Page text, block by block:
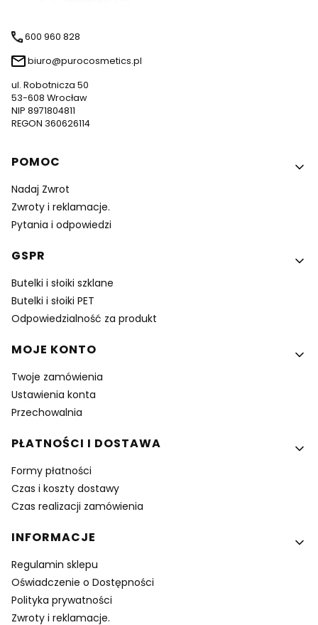
600 960 828
biuro@purocosmetics.pl
ul. Robotnicza 50
53-608 Wrocław
NIP 8971804811
REGON 360626114
Linki w stopce
POMOC
Nadaj Zwrot
Zwroty i reklamacje.
Pytania i odpowiedzi
GSPR
Butelki i słoiki szklane
Butelki i słoiki PET
Odpowiedzialność za produkt
MOJE KONTO
Twoje zamówienia
Ustawienia konta
Przechowalnia
PŁATNOŚCI I DOSTAWA
Formy płatności
Czas i koszty dostawy
Czas realizacji zamówienia
INFORMACJE
Regulamin sklepu
Oświadczenie o Dostępności
Polityka prywatności
Zwroty i reklamacje.